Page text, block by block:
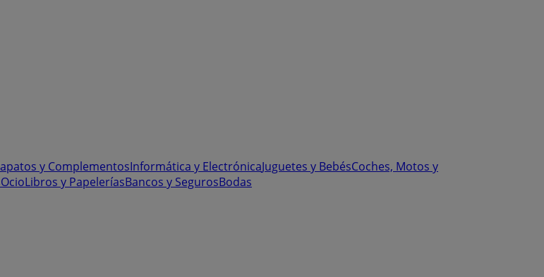
y ComplementosInformática y ElectrónicaJuguetes y BebésCoches, Motos y
OcioLibros y PapeleríasBancos y SegurosBodas